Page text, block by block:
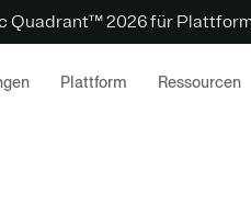
Quadrant™ 2026 für
Plattform Ressourcen